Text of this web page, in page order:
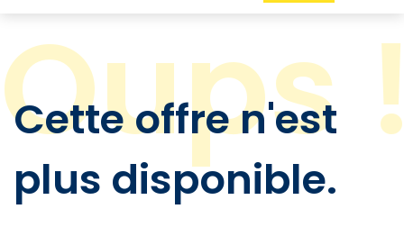
Cette offre n'est
plus disponible.